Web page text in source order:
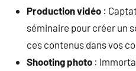
Production vidéo :
séminaire pour créer un
ces contenus dans vos
Shooting photo :